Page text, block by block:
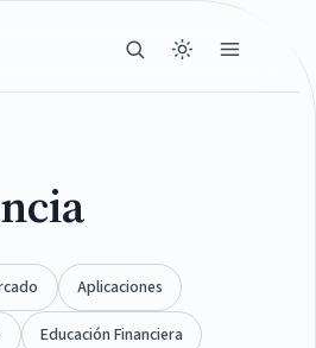
Aplicaciones
Educación Financiera